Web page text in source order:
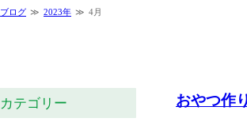
ブログ 2023年 4月
おやつ作
カテゴリー